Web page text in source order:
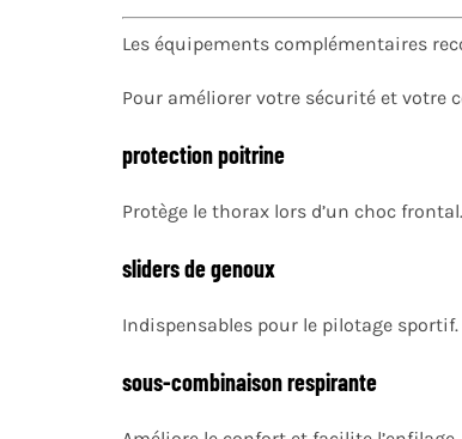
Les équipements complémentaires
Pour améliorer votre sécurité et
protection poitrine
Protège le thorax lors d’un choc frontal.
sliders de genoux
Indispensables pour le pilotage sportif.
sous-combinaison respirante